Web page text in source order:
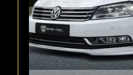
på
varesiden